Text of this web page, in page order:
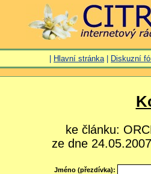
Hlavní stránka| Diskuzní
ke článku:
ze dne
Jméno (přezdívka):